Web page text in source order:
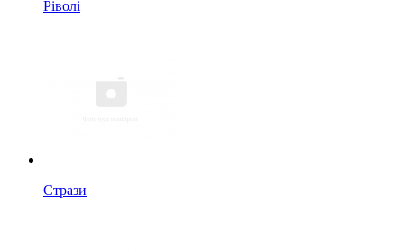
Ріволі
Стрази